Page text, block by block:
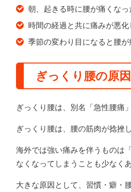
朝、起きる時に腰が痛くなっ
時間の経過と共に痛みが悪化
季節の変わり目になると腰が
ぎっくり腰の原因
ぎっくり腰は、別名「急性腰痛
ぎっくり腰は、腰の筋肉が捻挫
海外では強い痛みを伴うものは
なくなってしまうことも少なく
大きな原因として、習慣・癖・